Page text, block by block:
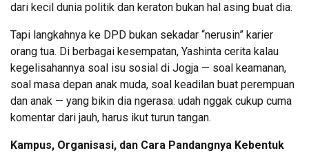
dari kecil dunia politik dan keraton bukan hal asing buat dia.
Tapi langkahnya ke DPD bukan sekadar “nerusin” karier
orang tua. Di berbagai kesempatan, Yashinta cerita kalau
kegelisahannya soal isu sosial di Jogja — soal keamanan,
soal masa depan anak muda, soal keadilan buat perempuan
dan anak — yang bikin dia ngerasa: udah nggak cukup cuma
komentar dari jauh, harus ikut turun tangan.
Kampus, Organisasi, dan Cara Pandangnya Kebentuk